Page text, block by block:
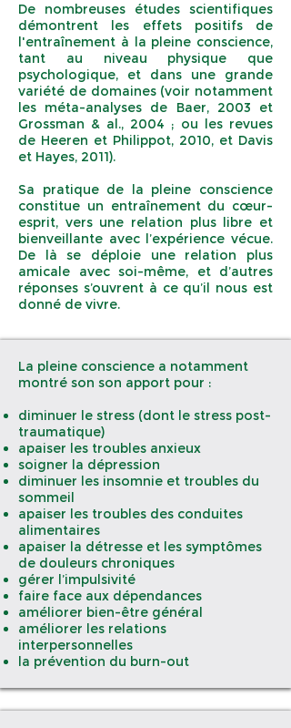
De nombreuses études scientifiques
démontrent les effets positifs de
l'entraînement à la pleine conscience,
tant au niveau physique que
psychologique, et dans une grande
variété de domaines (voir notamment
les méta-analyses de Baer, 2003 et
Grossman & al., 2004 ; ou les revues
de Heeren et Philippot, 2010, et Davis
et Hayes, 2011).
Sa pratique de la pleine conscience
constitue un entraînement du cœur-
esprit, vers une relation plus libre et
bienveillante avec l’expérience vécue.
De là se déploie une relation plus
amicale avec soi-même, et d’autres
réponses s’ouvrent à ce qu’il nous est
donné de vivre.
La pleine conscience a notamment
montré son son apport pour :
diminuer le stress (dont le stress post-
traumatique)
apaiser les troubles anxieux
soigner la dépression
diminuer les insomnie et troubles du
sommeil
apaiser les troubles des conduites
alimentaires
apaiser la détresse et les symptômes
de douleurs chroniques
gérer l’impulsivité
faire face aux dépendances
améliorer bien-être général
améliorer les relations
interpersonnelles
la prévention du burn-out